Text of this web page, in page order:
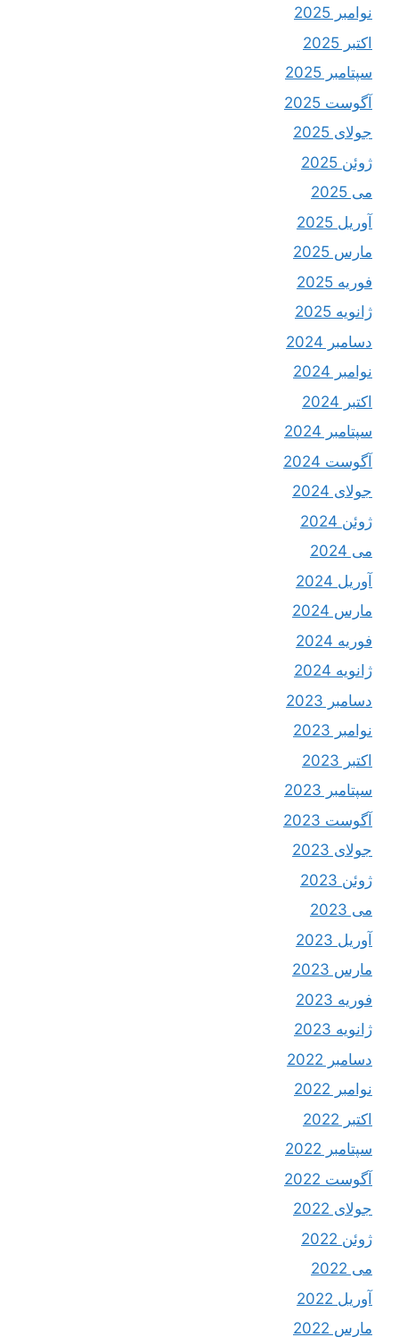
نوامبر 2025
اکتبر 2025
سپتامبر 2025
آگوست 2025
جولای 2025
ژوئن 2025
می 2025
آوریل 2025
مارس 2025
فوریه 2025
ژانویه 2025
دسامبر 2024
نوامبر 2024
اکتبر 2024
سپتامبر 2024
آگوست 2024
جولای 2024
ژوئن 2024
می 2024
آوریل 2024
مارس 2024
فوریه 2024
ژانویه 2024
دسامبر 2023
نوامبر 2023
اکتبر 2023
سپتامبر 2023
آگوست 2023
جولای 2023
ژوئن 2023
می 2023
آوریل 2023
مارس 2023
فوریه 2023
ژانویه 2023
دسامبر 2022
نوامبر 2022
اکتبر 2022
سپتامبر 2022
آگوست 2022
جولای 2022
ژوئن 2022
می 2022
آوریل 2022
مارس 2022